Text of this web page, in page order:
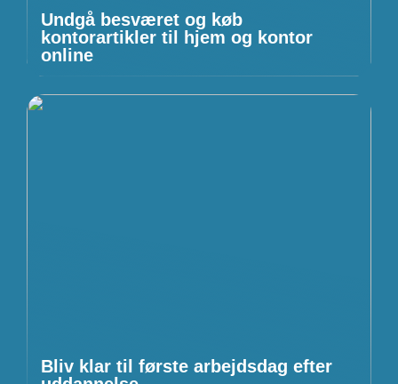
Undgå besværet og køb
kontorartikler til hjem og kontor
online
Bliv klar til første arbejdsdag efter